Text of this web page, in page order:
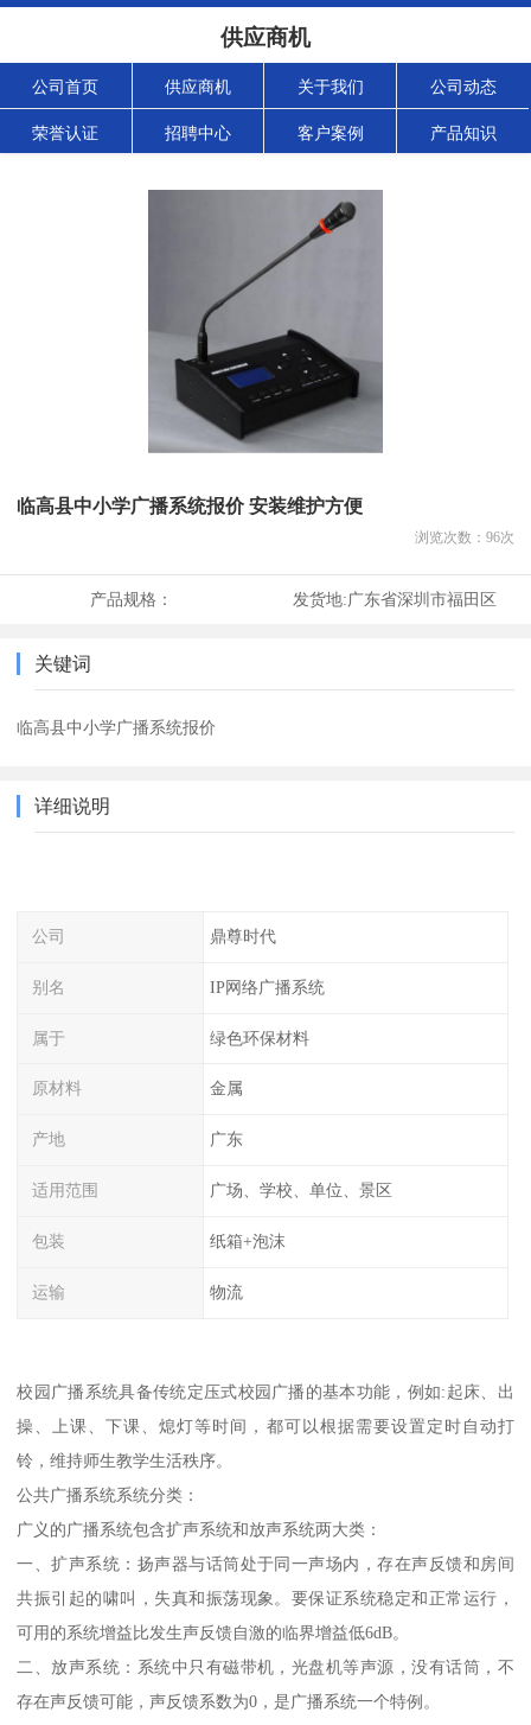
供应商机
公司首页 供应商机 关于我们 公司动态
荣誉认证 招聘中心 客户案例 产品知识
临高县中小学广播系统报价 安装维护方便
浏览次数： 96次
产品规格： 发货地:广东省深圳市福田区
关键词
临高县中小学广播系统报价
详细说明
公司 鼎尊时代
别名 IP网络广播系统
属于 绿色环保材料
原材料 金属
产地 广东
适用范围 广场、学校、单位、景区
包装 纸箱+泡沫
运输 物流
校园广播系统具备传统定压式校园广播的基本功能，例如:起床、出
操、上课、下课、熄灯等时间，都可以根据需要设置定时自动打
铃，维持师生教学生活秩序。
公共广播系统系统分类：
广义的广播系统包含扩声系统和放声系统两大类：
一、扩声系统：扬声器与话筒处于同一声场内，存在声反馈和房间
共振引起的啸叫，失真和振荡现象。要保证系统稳定和正常运行，
可用的系统增益比发生声反馈自激的临界增益低6dB。
二、放声系统：系统中只有磁带机，光盘机等声源，没有话筒，不
存在声反馈可能，声反馈系数为0，是广播系统一个特例。